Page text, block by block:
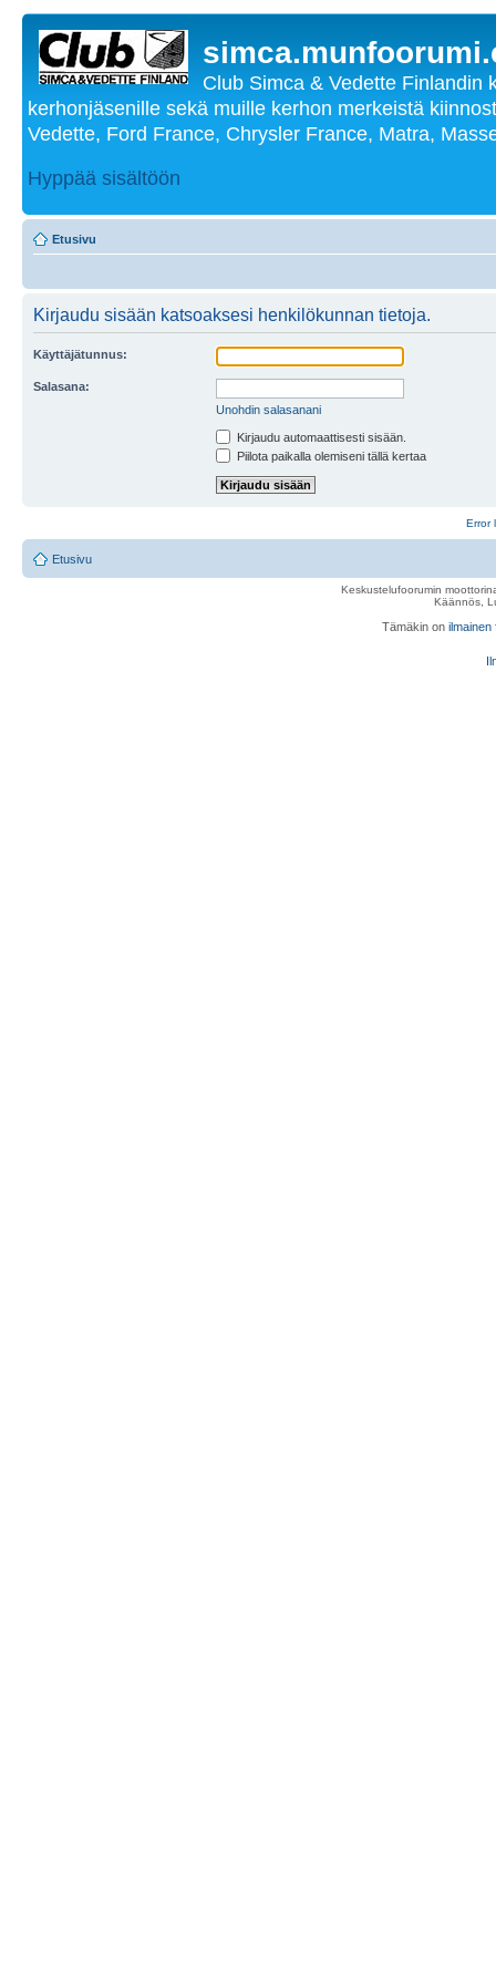
Club Simca & Vedette Finlandin
kerhonjäsenille sekä muille kerhon merkeistä
Vedette, Ford France, Chrysler France, Matra,
Hyppää sisältöön
Etusivu
Kirjaudu sisään katsoaksesi henkilökunnan tietoja.
Käyttäjätunnus:
Salasana:
Unohdin salasanani
Kirjaudu automaattisesti sisään.
Piilota paikalla olemiseni tällä kertaa
Error
Etusivu
Keskustelufoorumin
Käännös,
Tämäkin on ilmainen